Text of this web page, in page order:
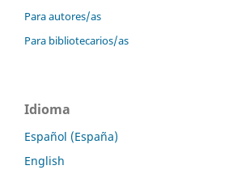
Para autores/as
Para bibliotecarios/as
Idioma
Español (España)
English